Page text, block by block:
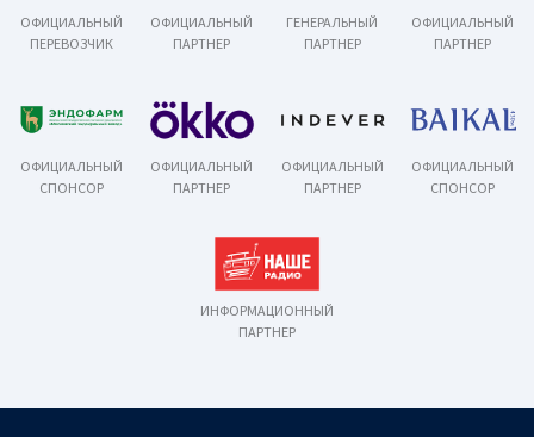
ОФИЦИАЛЬНЫЙ
ПЕРЕВОЗЧИК
ОФИЦИАЛЬНЫЙ
ПАРТНЕР
ГЕНЕРАЛЬНЫЙ
ПАРТНЕР
ОФИЦИАЛЬНЫЙ
ПАРТНЕР
ОФИЦИАЛЬНЫЙ
СПОНСОР
ОФИЦИАЛЬНЫЙ
ПАРТНЕР
ОФИЦИАЛЬНЫЙ
ПАРТНЕР
ОФИЦИАЛЬНЫЙ
СПОНСОР
ИНФОРМАЦИОННЫЙ
ПАРТНЕР